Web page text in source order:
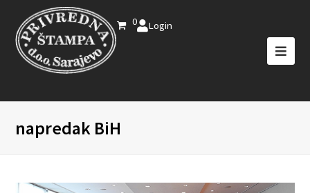
0 Login
napredak BiH